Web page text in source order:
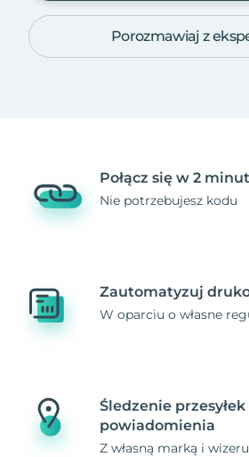
Porozmawiaj z
Połącz się w 2
Nie potrzebujesz kodu
Zautomatyzuj
W oparciu o własne
Śledzenie przesyłek
powiadomienia
Z własną marką i